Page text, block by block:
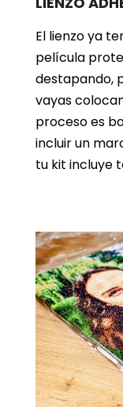
El lienzo ya
película
destapando,
vayas
proceso es
incluir un
tu kit incluye